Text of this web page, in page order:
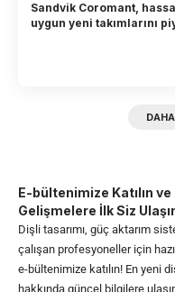
Sandvik Coromant,
uygun yeni takımlarını
E-bültenimize Katılın
Gelişmelere İlk Siz
Dişli tasarımı, güç aktarım
çalışan profesyoneller için
e-bültenimize katılın! En yeni
hakkında güncel bilgilere